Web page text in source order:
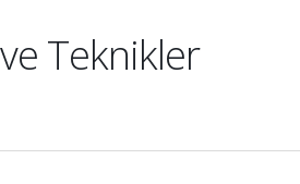
Teknikler